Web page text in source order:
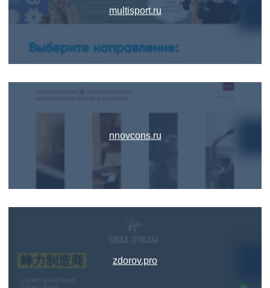
multisport.ru
nnovcons.ru
zdorov.pro